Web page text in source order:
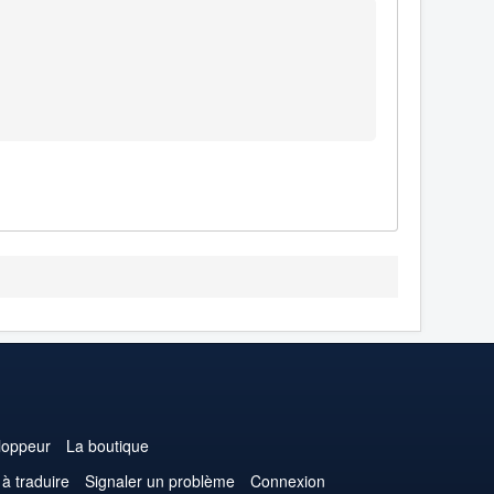
La boutique
traduire Signaler un problème Connexion